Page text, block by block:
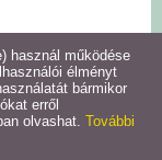
valamilyen
venni a
szeretnének
Igyekszünk
használ működése
élményt
bármikor
erről
olvashat. További